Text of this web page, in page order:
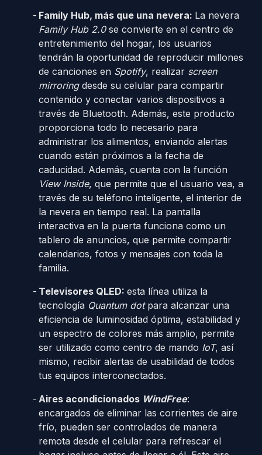
Family Hub, más que una nevera: La nevera
Family Hub 2.0se convierte en el centro de
entretenimiento del hogar, los usuarios
tendrán la oportunidad de reproducir millones
de canciones en Spotify, realizar screen
mirroringdesde su celular para compartir
contenido y conectar varios dispositivos a
través de Bluetooth. Además, este producto
proporciona todo lo necesario para
administrar los alimentos, enviando alertas
cuando están próximos a la fecha de
caducidad. Además, cuenta con la función
View Inside, que permite que el usuario vea, a
través de su teléfono inteligente, el interior de
la nevera en tiempo real. La pantalla
interactiva en la puerta funciona como un
tablero de anuncios, que permite compartir
calendarios, fotos y mensajes con toda la
familia.
Televisores QLED: esta línea utiliza la
tecnología Quantum dotpara alcanzar una
eficiencia de luminosidad óptima, estabilidad y
un espectro de colores más amplio, permite
ser utilizado como centro de mando IoT, así
mismo, recibir alertas de usabilidad de todos
tus equipos interconectados.
Aires acondicionados WindFree:
encargados de eliminar las corrientes de aire
frío, pueden ser controlados de manera
remota desde el celular para refrescar el